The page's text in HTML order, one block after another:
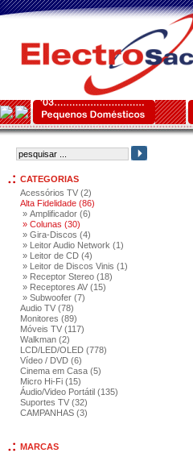
CATEGORIAS
Acessórios TV (2)
Alta Fidelidade (86)
» Amplificador (6)
» Colunas (30)
» Gira-Discos (4)
» Leitor Audio Network (1)
» Leitor de CD (4)
» Leitor de Discos Vinis (1)
» Receptor Stereo (18)
» Receptores AV (15)
» Subwoofer (7)
Audio TV (78)
Monitores (89)
Móveis TV (117)
Walkman (2)
LCD/LED/OLED (778)
Vídeo / DVD (6)
Cinema em Casa (5)
Micro Hi-Fi (15)
Áudio/Video Portátil (135)
Suportes TV (32)
CAMPANHAS (3)
MARCAS